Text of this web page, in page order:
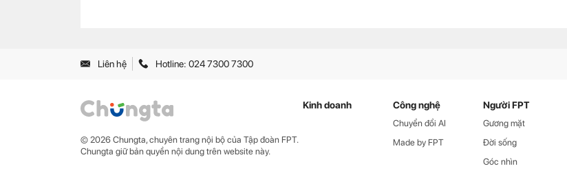
Liên hệ Hotline: 024 7300 7300
© 2026 Chungta, chuyên trang nội bộ của Tập đoàn FPT.
Chungta giữ bản quyền nội dung trên website này.
Kinh doanh Công nghệ
Chuyển đổi AI
Made by FPT
Người FPT
Gương mặt
Đời sống
Góc nhìn